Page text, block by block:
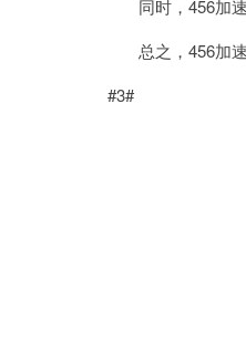
同时，456加速
总之，456加速
#3#